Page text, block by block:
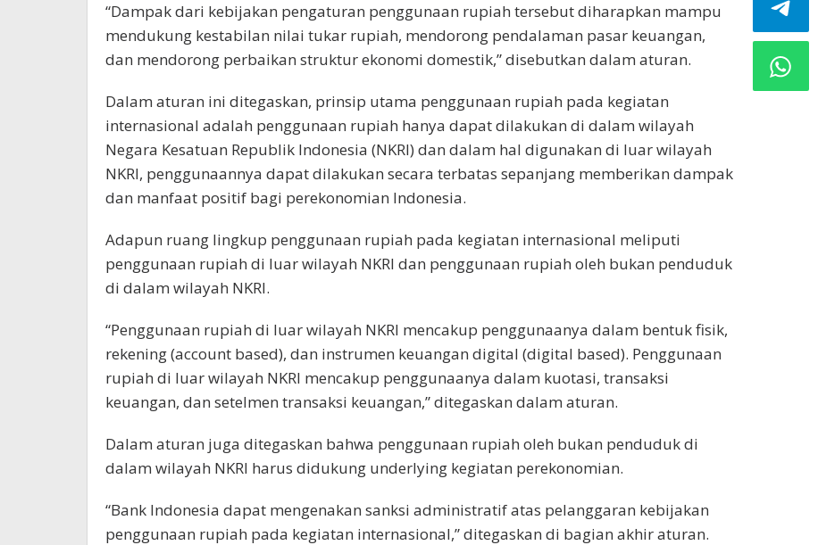
“Dampak dari kebijakan pengaturan penggunaan rupiah tersebut diharapkan mampu
mendukung kestabilan nilai tukar rupiah, mendorong pendalaman pasar keuangan,
dan mendorong perbaikan struktur ekonomi domestik,” disebutkan dalam aturan.
Dalam aturan ini ditegaskan, prinsip utama penggunaan rupiah pada kegiatan
internasional adalah penggunaan rupiah hanya dapat dilakukan di dalam wilayah
Negara Kesatuan Republik Indonesia (NKRI) dan dalam hal digunakan di luar wilayah
NKRI, penggunaannya dapat dilakukan secara terbatas sepanjang memberikan dampak
dan manfaat positif bagi perekonomian Indonesia.
Adapun ruang lingkup penggunaan rupiah pada kegiatan internasional meliputi
penggunaan rupiah di luar wilayah NKRI dan penggunaan rupiah oleh bukan penduduk
di dalam wilayah NKRI.
“Penggunaan rupiah di luar wilayah NKRI mencakup penggunaanya dalam bentuk fisik,
rekening (account based), dan instrumen keuangan digital (digital based). Penggunaan
rupiah di luar wilayah NKRI mencakup penggunaanya dalam kuotasi, transaksi
keuangan, dan setelmen transaksi keuangan,” ditegaskan dalam aturan.
Dalam aturan juga ditegaskan bahwa penggunaan rupiah oleh bukan penduduk di
dalam wilayah NKRI harus didukung underlying kegiatan perekonomian.
“Bank Indonesia dapat mengenakan sanksi administratif atas pelanggaran kebijakan
penggunaan rupiah pada kegiatan internasional,” ditegaskan di bagian akhir aturan.